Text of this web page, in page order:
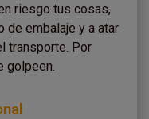
riesgo tus cosas,
de embalaje y a atar
transporte. Por
golpeen.